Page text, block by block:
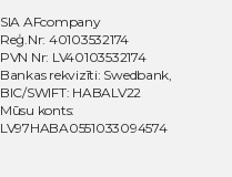
SIA AFcompany
Reģ.Nr: 40103532174
PVN Nr: LV40103532174
Bankas rekvizīti: Swedbank,
BIC/SWIFT: HABALV22
Mūsu konts:
LV97HABA0551033094574